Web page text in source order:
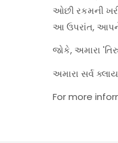
ઓછી રકમની
આ ઉપરાંત, આપને
જોકે, અમારા
અમારા સર્વ
For more